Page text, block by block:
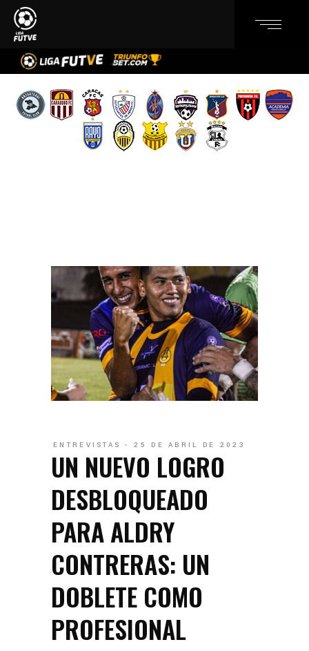
ENTREVISTAS 25 DE ABRIL DE 2023
UN NUEVO LOGRO
DESBLOQUEADO
PARA ALDRY
CONTRERAS: UN
DOBLETE COMO
PROFESIONAL